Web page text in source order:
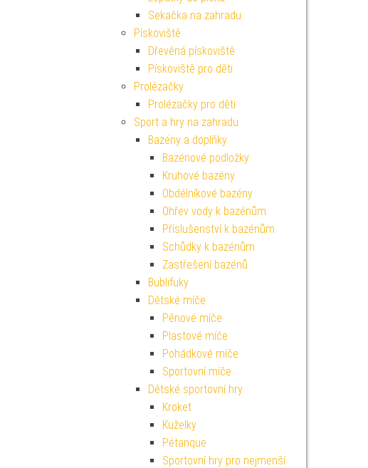
Sekačka na zahradu
Pískoviště
Dřevěná pískoviště
Pískoviště pro děti
Prolézačky
Prolézačky pro děti
Sport a hry na zahradu
Bazény a doplňky
Bazénové podložky
Kruhové bazény
Obdélníkové bazény
Ohřev vody k bazénům
Příslušenství k bazénům
Schůdky k bazénům
Zastřešení bazénů
Bublifuky
Dětské míče
Pěnové míče
Plastové míče
Pohádkové míče
Sportovní míče
Dětské sportovní hry
Kroket
Kuželky
Pétanque
Sportovní hry pro nejmenší